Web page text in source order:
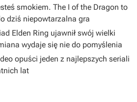
smokiem. The I of the Dragon to
dziś niepowtarzalna gra
Elden Ring ujawnił swój wielki
wydaje się nie do pomyślenia
opuści jeden z najlepszych seriali
lat